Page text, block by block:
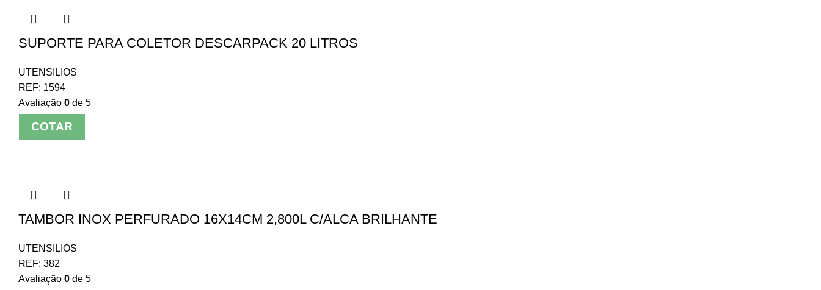
SUPORTE PARA COLETOR DESCARPACK 20 LITROS
UTENSILIOS
REF: 1594
Avaliação 0 de 5
COTAR
TAMBOR INOX PERFURADO 16X14CM 2,800L C/ALCA BRILHANTE
UTENSILIOS
REF: 382
Avaliação 0 de 5